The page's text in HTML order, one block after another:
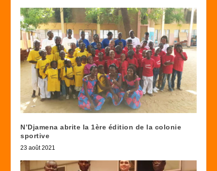
N’Djamena abrite la 1ère édition de la colonie
sportive
23 août 2021